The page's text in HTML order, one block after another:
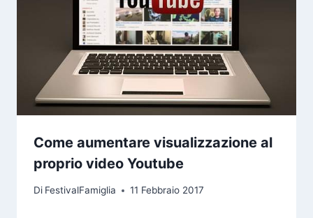
Come aumentare visualizzazione al
proprio video Youtube
Di FestivalFamiglia 11 Febbraio 2017